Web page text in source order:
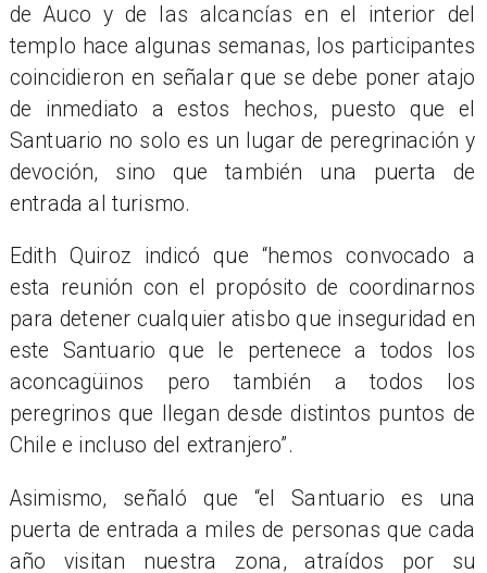
de Auco y de las alcancías en el interior del
templo hace algunas semanas, los participantes
coincidieron en señalar que se debe poner atajo
de inmediato a estos hechos, puesto que el
Santuario no solo es un lugar de peregrinación y
devoción, sino que también una puerta de
entrada al turismo.
Edith Quiroz indicó que “hemos convocado a
esta reunión con el propósito de coordinarnos
para detener cualquier atisbo que inseguridad en
este Santuario que le pertenece a todos los
aconcagüinos pero también a todos los
peregrinos que llegan desde distintos puntos de
Chile e incluso del extranjero”.
Asimismo, señaló que “el Santuario es una
puerta de entrada a miles de personas que cada
año visitan nuestra zona, atraídos por su